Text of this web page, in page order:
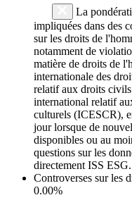
La
impliquées dans des
sur les droits de
notamment de
matière de droits de
internationale des
relatif aux droits
international relatif
culturels (ICESCR),
jour lorsque de
disponibles ou au
questions sur les
directement ISS
Controverses sur les
0.00%